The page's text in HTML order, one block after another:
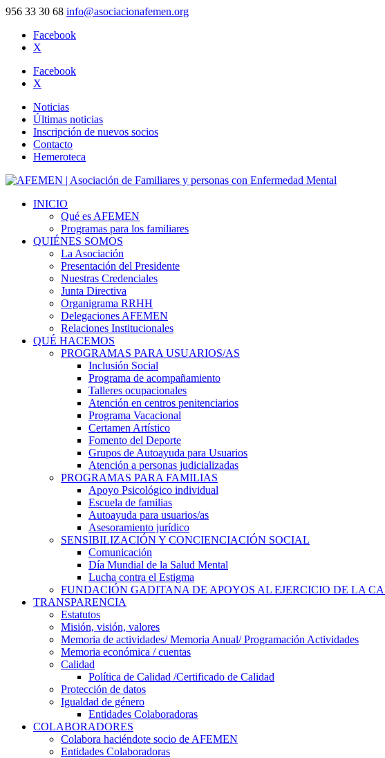
956 33 30 68 info@asociacionafemen.org
Facebook
X
Facebook
X
Noticias
Últimas noticias
Inscripción de nuevos socios
Contacto
Hemeroteca
INICIO
Qué es AFEMEN
Programas para los familiares
QUIÉNES SOMOS
La Asociación
Presentación del Presidente
Nuestras Credenciales
Junta Directiva
Organigrama RRHH
Delegaciones AFEMEN
Relaciones Institucionales
QUÉ HACEMOS
PROGRAMAS PARA USUARIOS/AS
Inclusión Social
Programa de acompañamiento
Talleres ocupacionales
Atención en centros penitenciarios
Programa Vacacional
Certamen Artístico
Fomento del Deporte
Grupos de Autoayuda para Usuarios
Atención a personas judicializadas
PROGRAMAS PARA FAMILIAS
Apoyo Psicológico individual
Escuela de familias
Autoayuda para usuarios/as
Asesoramiento jurídico
SENSIBILIZACIÓN Y CONCIENCIACIÓN SOCIAL
Comunicación
Día Mundial de la Salud Mental
Lucha contra el Estigma
FUNDACIÓN GADITANA DE APOYOS AL EJERCICIO DE LA
TRANSPARENCIA
Estatutos
Misión, visión, valores
Memoria de actividades/ Memoria Anual/ Programación Actividades
Memoria económica / cuentas
Calidad
Política de Calidad /Certificado de Calidad
Protección de datos
Igualdad de género
Entidades Colaboradoras
COLABORADORES
Colabora haciéndote socio de AFEMEN
Entidades Colaboradoras